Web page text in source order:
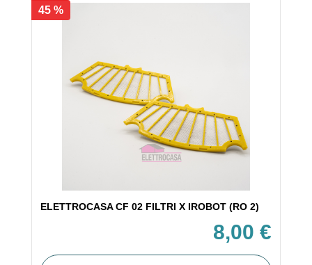
45 %
ELETTROCASA CF 02 FILTRI X IROBOT (RO 2)
8,00 €